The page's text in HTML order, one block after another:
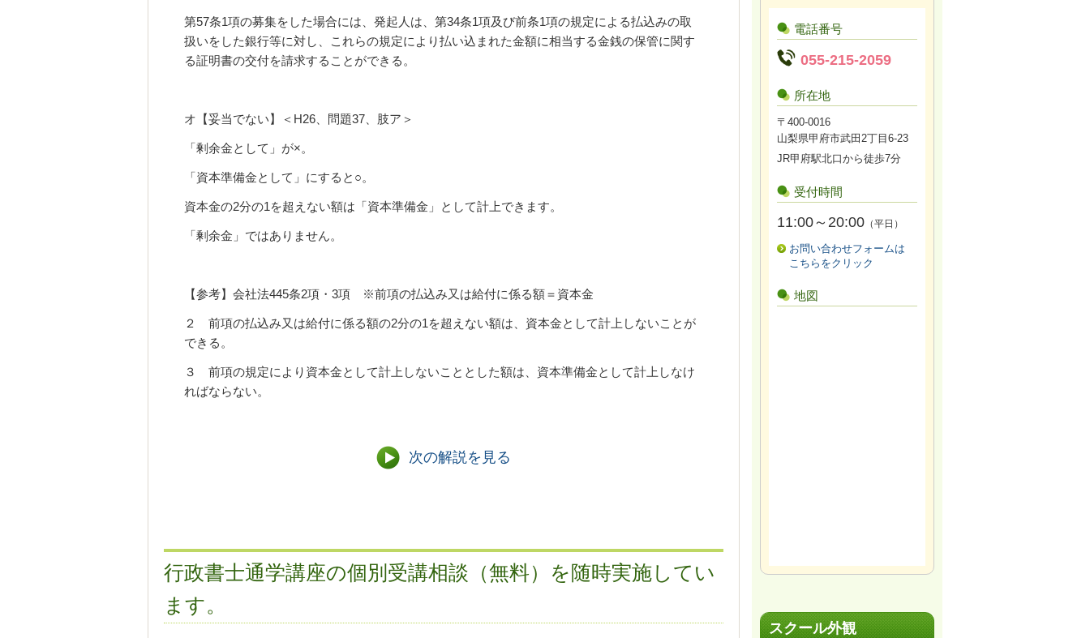
第57条1項の募集をした場合には、発起人は、第34条1項及び前条1項の規定による払込みの取
扱いをした銀行等に対し、これらの規定により払い込まれた金額に相当する金銭の保管に関す
る証明書の交付を請求することができる。
オ【妥当でない】＜H26、問題37、肢ア＞
「剰余金として」が×。
「資本準備金として」にすると○。
資本金の2分の1を超えない額は「資本準備金」として計上できます。
「剰余金」ではありません。
【参考】会社法445条2項・3項 ※前項の払込み又は給付に係る額＝資本金
２ 前項の払込み又は給付に係る額の2分の1を超えない額は、資本金として計上しないことが
できる。
３ 前項の規定により資本金として計上しないこととした額は、資本準備金として計上しなけ
ればならない。
次の解説を見る
行政書士通学講座の個別受講相談（無料）を随時実施してい
ます。
電話番号
055-215-2059
所在地
〒400-0016
山梨県甲府市武田2丁目6-23
JR甲府駅北口から徒歩7分
受付時間
11:00～20:00 （平日）
お問い合わせフォームは
こちらをクリック
地図
スクール外観